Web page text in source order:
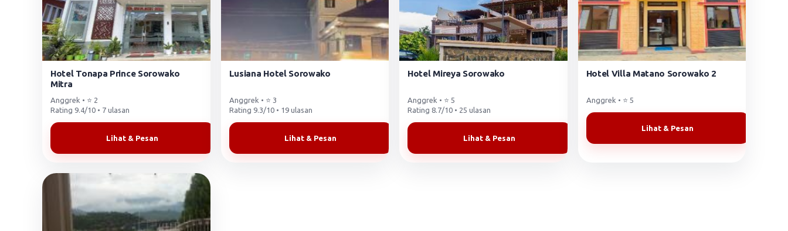
Hotel Tonapa Prince Sorowako
Mitra
Anggrek • ⭐ 2
Rating 9.4/10 • 7 ulasan
Lihat & Pesan
Lusiana Hotel Sorowako
Anggrek • ⭐ 3
Rating 9.3/10 • 19 ulasan
Lihat & Pesan
Hotel Mireya Sorowako
Anggrek • ⭐ 5
Rating 8.7/10 • 25 ulasan
Lihat & Pesan
Hotel Villa Matano Sorowako 2
Anggrek • ⭐ 5
Lihat & Pesan